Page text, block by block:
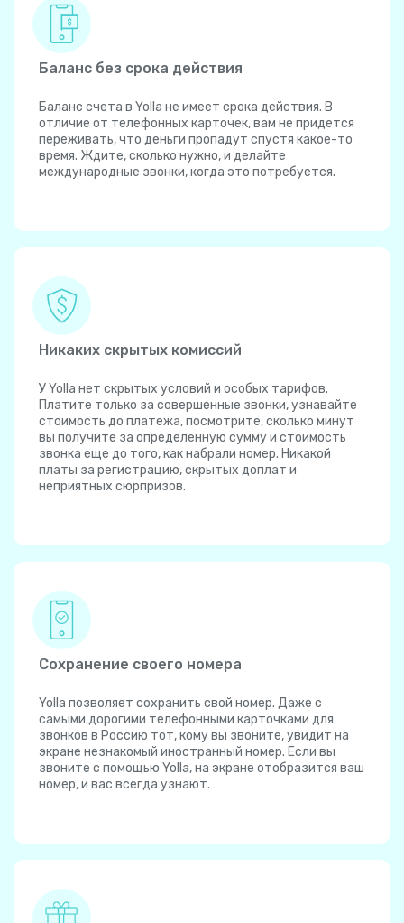
Баланс без срока действия
Баланс счета в Yolla не имеет срока действия. В
отличие от телефонных карточек, вам не придется
переживать, что деньги пропадут спустя какое-то
время. Ждите, сколько нужно, и делайте
международные звонки, когда это потребуется.
Никаких скрытых комиссий
У Yolla нет скрытых условий и особых тарифов.
Платите только за совершенные звонки, узнавайте
стоимость до платежа, посмотрите, сколько минут
вы получите за определенную сумму и стоимость
звонка еще до того, как набрали номер. Никакой
платы за регистрацию, скрытых доплат и
неприятных сюрпризов.
Сохранение своего номера
Yolla позволяет сохранить свой номер. Даже с
самыми дорогими телефонными карточками для
звонков в Россию тот, кому вы звоните, увидит на
экране незнакомый иностранный номер. Если вы
звоните с помощью Yolla, на экране отобразится ваш
номер, и вас всегда узнают.